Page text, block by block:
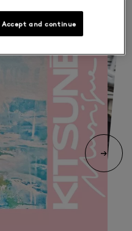
Accept and continue